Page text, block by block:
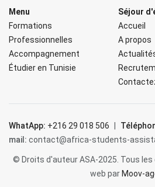
Menu
Formations
Professionnelles
Accompagnement
Étudier en Tunisie
Séjour
Accueil
A propos
WhatApp: +216 29 018 506
mail: contact@africa-students-
© Droits d'auteur ASA-2025. Tous
web par Moov-